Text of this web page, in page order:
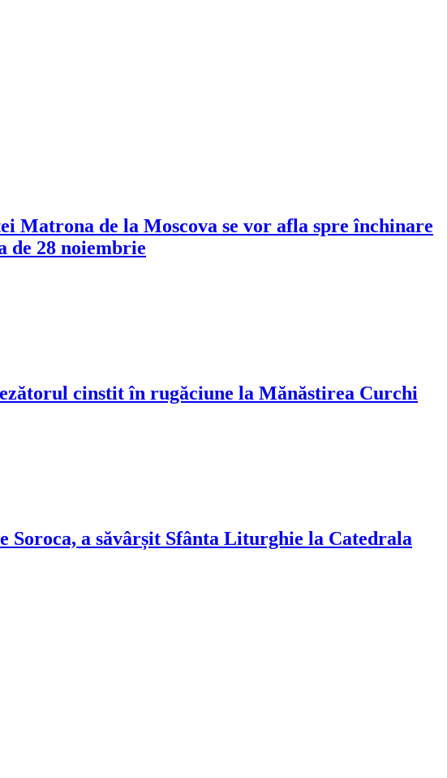
Matrona de la Moscova se vor afla spre închinare
de 28 noiembrie
cinstit în rugăciune la Mănăstirea Curchi
a săvârșit Sfânta Liturghie la Catedrala